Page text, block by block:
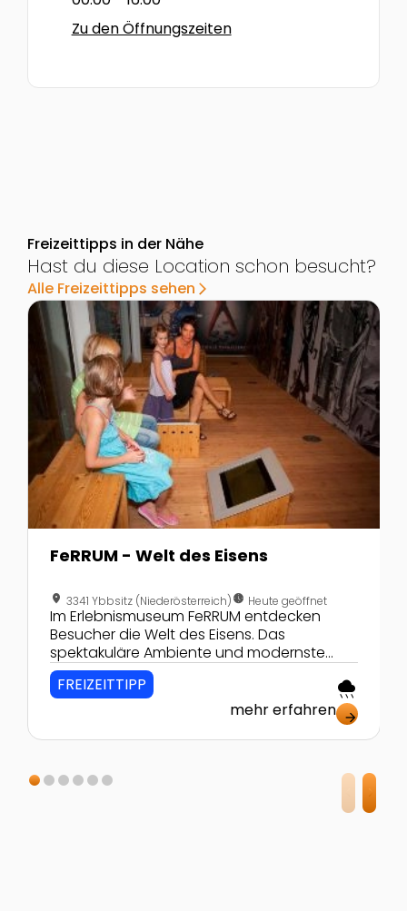
Zu den Öffnungszeiten
Freizeittipps in der Nähe
Hast du diese Location schon besucht?
Alle Freizeittipps sehen arrow_forward_ios
Zur Detailseite von FeRRUM - Welt des Eisens
FeRRUM - Welt des Eisens
location_on 3341 Ybbsitz (Niederösterreich)nest_clock_farsight_analog Heute geöffnet
Im Erlebnismuseum FeRRUM entdecken
Besucher die Welt des Eisens. Das
spektakuläre Ambiente und modernste
Technik garantieren eine spannende Reise
durch die Jahrhunderte alte Geschichte
FREIZEITTIPP rainy
mehr erfahren arrow_forward